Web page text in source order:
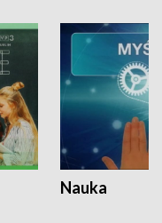
Nauka